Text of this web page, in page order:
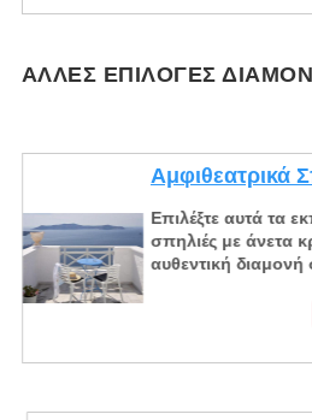
ΆΛΛΕΣ ΕΠΙΛΟΓΈΣ
Αμφιθεατρικά
Επιλέξτε αυτά τα
σπηλιές με άνετα
αυθεντική διαμονή